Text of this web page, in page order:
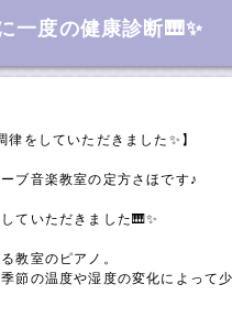
一度の健康診断🎹✨
律をしていただきました✨】
ブ音楽教室の定方さほです♪
ていただきました🎹✨
教室のピアノ。
節の温度や湿度の変化によって